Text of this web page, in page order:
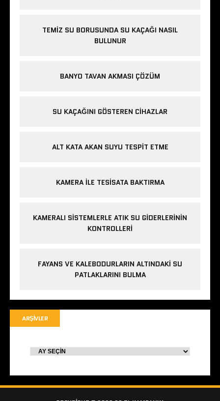
TEMIZ SU BORUSUNDA SU KAÇAĞI NASIL
BULUNUR
BANYO TAVAN AKMASI ÇÖZÜM
SU KAÇAĞINI GÖSTEREN CIHAZLAR
ALT KATA AKAN SUYU TESPIT ETME
KAMERA ILE TESISATA BAKTIRMA
KAMERALI SISTEMLERLE ATIK SU GIDERLERININ
KONTROLLERI
FAYANS VE KALEBODURLARIN ALTINDAKI SU
PATLAKLARINI BULMA
ARŞIVLER